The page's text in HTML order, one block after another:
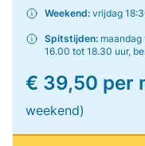
Weekend: vrijdag
Spitstijden:
16.00 tot 18.30 uur,
€ 39,50 per
weekend)